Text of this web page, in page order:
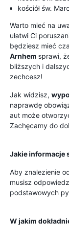
kościół św.
Warto mieć na
ułatwi Ci
będziesz mieć
Arnhem sprawi,
bliższych i
zechcesz!
Jak widzisz,
naprawdę
aut może
Zachęcamy do
Jakie informacje
Aby znalezienie
musisz
podstawowych
W jakim